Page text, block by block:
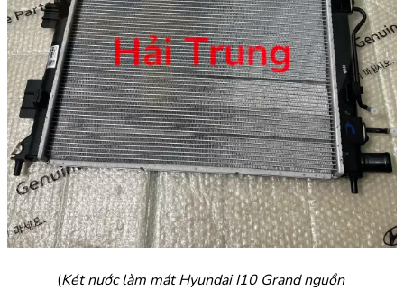
(
Két nước làm mát Hyundai I10 Grand nguồn